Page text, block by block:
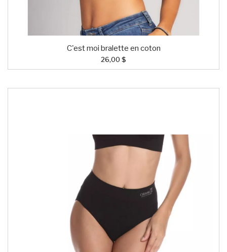
C'est moi bralette en coton
26,00 $